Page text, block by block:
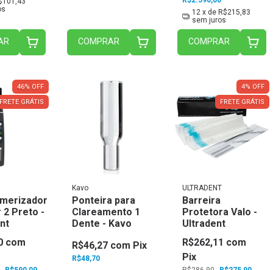
COMPRAR
12 x de R$215,83
sem juros
COMPRAR
46% OFF
FRETE GRÁTIS
2 Preto -
com
Kavo
Ponteira para
Clareamento 1
Dente - Kavo
R$48,70
R$46,27 com Pix
4% OFF
FRETE GRÁTIS
ULTRADENT
Barreira
Protetora Valo -
Ultradent
R$262,11 com
Pix